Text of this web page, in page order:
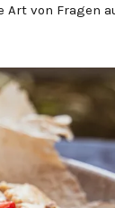
von Fragen